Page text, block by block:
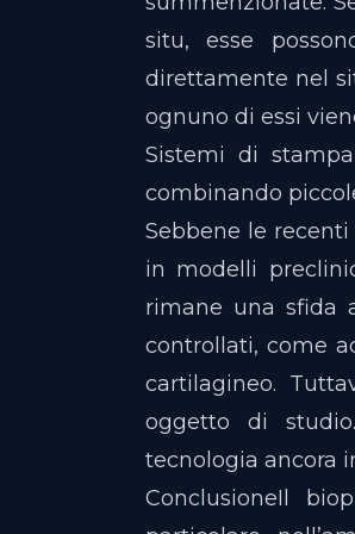
situ, esse
direttamente nel
ognuno di essi
Sistemi di
combinando
Sebbene le
in modelli
rimane una sfida
controllati, come
cartilagineo.
oggetto di
tecnologia ancora
ConclusioneIl